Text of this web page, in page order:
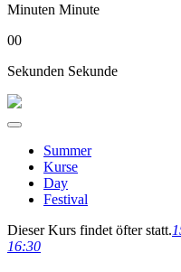
Minuten Minute
00
Sekunden Sekunde
Summer
Kurse
Day
Festival
Dieser Kurs findet öfter statt.
16:30